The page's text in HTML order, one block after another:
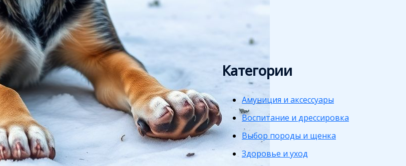
Категории
Амуниция и аксессуары
Воспитание и дрессировка
Выбор породы и щенка
Здоровье и уход